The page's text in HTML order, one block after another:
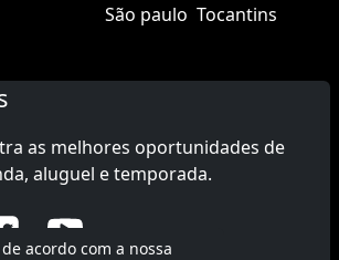
São paulo Tocantins
as melhores oportunidades de
aluguel e temporada.
acordo com a nossa